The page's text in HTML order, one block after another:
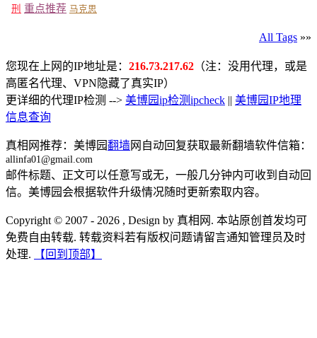
刑 重点推荐 马克思
All Tags »»
您现在上网的IP地址是： 216.73.217.62 （注：没用代理，或是
高匿名代理、VPN隐藏了真实IP）
更详细的代理IP检测 --> 美博园ip检测ipcheck || 美博园IP地理
信息查询
真相网推荐：美博园翻墙网自动回复获取最新翻墙软件信箱：
allinfa01@gmail.com
邮件标题、正文可以任意写或无，一般几分钟内可收到自动回
信。美博园会根据软件升级情况随时更新索取内容。
Copyright © 2007 - 2026 , Design by 真相网. 本站原创首发均可
免费自由转载. 转载资料若有版权问题请留言通知管理员及时
处理.
【回到顶部】